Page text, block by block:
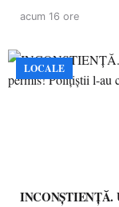
acum 16 ore
LOCALE
INCONȘTIENȚĂ.